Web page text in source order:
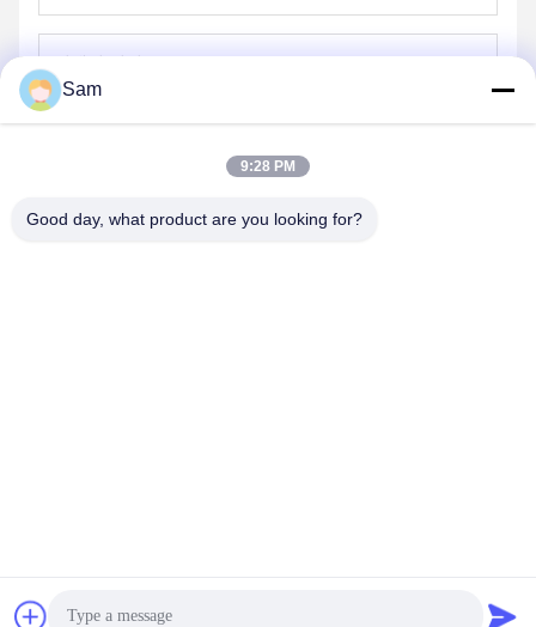
보내
중국 좋은 품질 탄력적 살리콘 튜빙 공급자. 저작권 2017-2026 Shenzhen
Sam
9:28 PM
Good day, what product are you looking for?